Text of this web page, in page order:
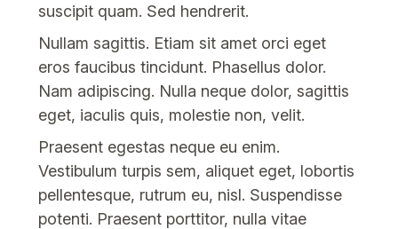
suscipit quam. Sed hendrerit.
Nullam sagittis. Etiam sit amet orci eget
eros faucibus tincidunt. Phasellus dolor.
Nam adipiscing. Nulla neque dolor, sagittis
eget, iaculis quis, molestie non, velit.
Praesent egestas neque eu enim.
Vestibulum turpis sem, aliquet eget, lobortis
pellentesque, rutrum eu, nisl. Suspendisse
potenti. Praesent porttitor, nulla vitae